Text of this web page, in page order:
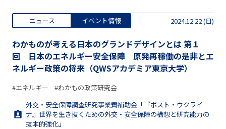
ニュース イベント情報 2024.12.22 (日)
わかものが考える日本のグランドデザインとは 第１
回 日本のエネルギー安全保障 原発再稼働の是非とエ
ネルギー政策の将来（QWSアカデミア東京大学）
#エネルギー
#わかもの政策研究会
外交・安全保障調査研究事業費補助金「『ポスト・ウクライ
ナ』世界を生き抜くための外交・安全保障の構想と研究能力の
抜本的強化」